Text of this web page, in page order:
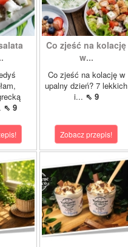
⇖ 9
Co zjeść na kolację
w...
Co zjeść na kolację w
upalny dzień? 7 lekkich
i... ⇖ 9
Zobacz przepis!